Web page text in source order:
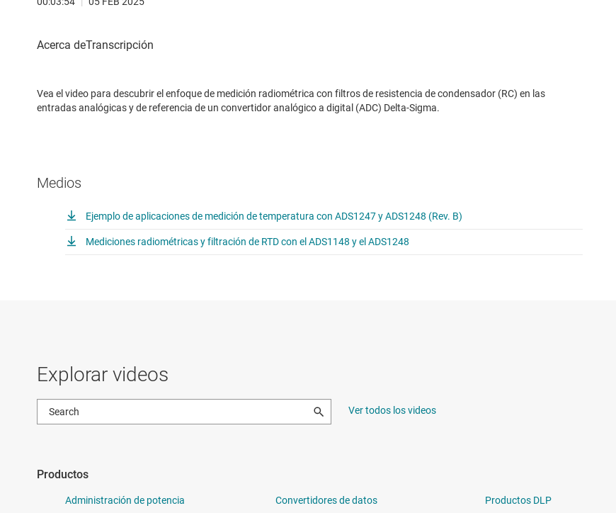
Vea el video para descubrir el enfoque de medición radiométrica con filtros de resistencia de condensador (RC) en las
entradas analógicas y de referencia de un convertidor analógico a digital (ADC) Delta-Sigma.
Medios
Ejemplo de aplicaciones de medición de temperatura con ADS1247 y ADS1248 (Rev. B)
Mediciones radiométricas y filtración de RTD con el ADS1148 y el ADS1248
Explorar videos
Ver todos los videos
Productos
Administración de potencia
Convertidores de datos
Productos DLP